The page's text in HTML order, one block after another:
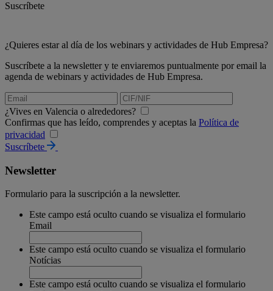
Suscríbete
¿Quieres estar al día de los webinars y actividades de Hub Empresa?
Suscríbete a la newsletter y te enviaremos puntualmente por email la
agenda de webinars y actividades de Hub Empresa.
¿Vives en Valencia o alrededores?
Confirmas que has leído, comprendes y aceptas la Política de
privacidad
Suscríbete
Newsletter
Formulario para la suscripción a la newsletter.
Este campo está oculto cuando se visualiza el formulario
Email
Este campo está oculto cuando se visualiza el formulario
Notícias
Este campo está oculto cuando se visualiza el formulario